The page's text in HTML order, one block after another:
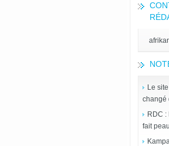
Le
changé
RDC
fait